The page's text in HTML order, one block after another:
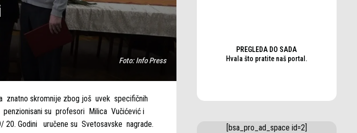
Foto:Info Press
znatno skromnije zbog još uvek specifičnih
su profesori Milica Vučićević i
Godini uručene su Svetosavske nagrade.
PREGLEDA DO SADA
Hvala što pratite naš portal.
[bsa_pro_ad_space id=2]